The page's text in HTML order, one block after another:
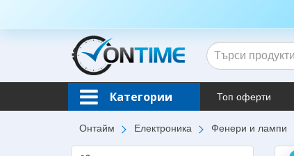
Категории Топ оферти
Онтайм Електроника Фенери и лампи